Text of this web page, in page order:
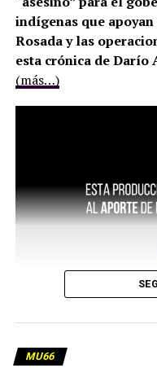
indígenas que
Rosada y las
esta crónica de Darío
(más…)
MU66